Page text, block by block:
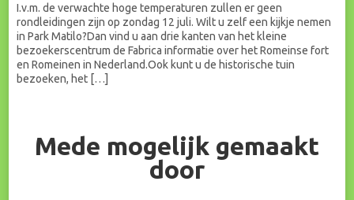
I.v.m. de verwachte hoge temperaturen zullen er geen
rondleidingen zijn op zondag 12 juli. Wilt u zelf een kijkje nemen
in Park Matilo?Dan vind u aan drie kanten van het kleine
bezoekerscentrum de Fabrica informatie over het Romeinse fort
en Romeinen in Nederland.Ook kunt u de historische tuin
bezoeken, het […]
Mede mogelijk gemaakt
door